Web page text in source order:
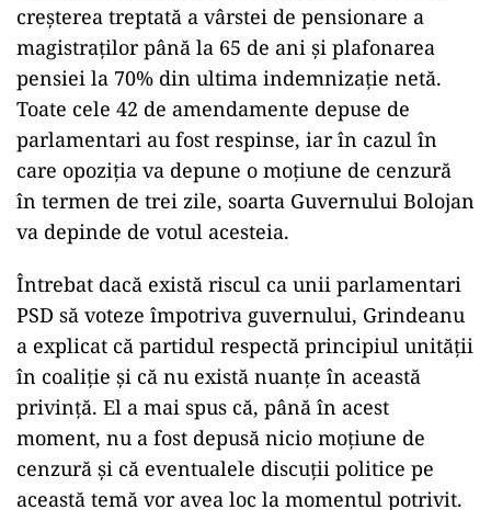
creșterea treptată a vârstei de pensionare a
magistraților până la 65 de ani și plafonarea
pensiei la 70% din ultima indemnizație netă.
Toate cele 42 de amendamente depuse de
parlamentari au fost respinse, iar în cazul în
care opoziția va depune o moțiune de cenzură
în termen de trei zile, soarta Guvernului Bolojan
va depinde de votul acesteia.
Întrebat dacă există riscul ca unii parlamentari
PSD să voteze împotriva guvernului, Grindeanu
a explicat că partidul respectă principiul unității
în coaliție și că nu există nuanțe în această
privință. El a mai spus că, până în acest
moment, nu a fost depusă nicio moțiune de
cenzură și că eventualele discuții politice pe
această temă vor avea loc la momentul potrivit.